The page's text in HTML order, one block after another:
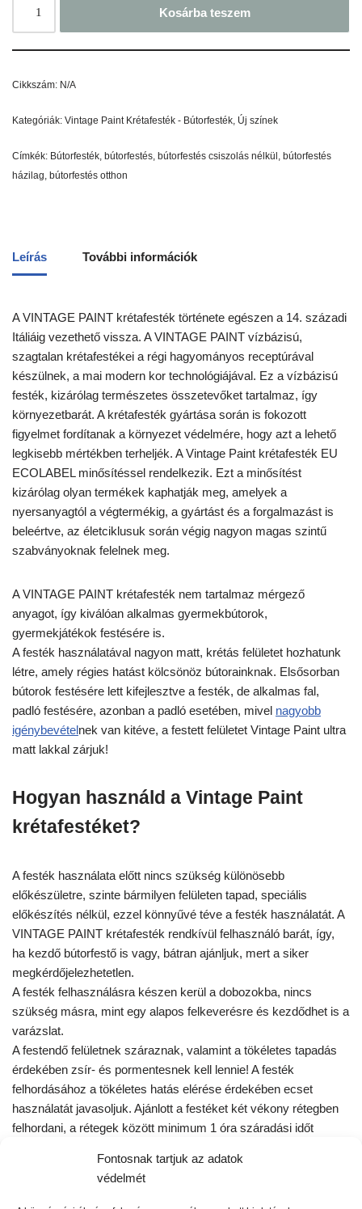
Fontosnak tartjuk az adatok
védelmét
Kosárba teszem
Cikkszám: N/A
Kategóriák: Vintage Paint Krétafesték - Bútorfesték, Új színek
Címkék: Bútorfesték, bútorfestés, bútorfestés csiszolás nélkül, bútorfestés
házilag, bútorfestés otthon
Leírás További információk
A VINTAGE PAINT krétafesték története egészen a 14. századi
Itáliáig vezethető vissza. A VINTAGE PAINT vízbázisú,
szagtalan krétafestékei a régi hagyományos receptúrával
készülnek, a mai modern kor technológiájával. Ez a vízbázisú
festék, kizárólag természetes összetevőket tartalmaz, így
környezetbarát. A krétafesték gyártása során is fokozott
figyelmet fordítanak a környezet védelmére, hogy azt a lehető
legkisebb mértékben terheljék. A Vintage Paint krétafesték EU
ECOLABEL minősítéssel rendelkezik. Ezt a minősítést
kizárólag olyan termékek kaphatják meg, amelyek a
nyersanyagtól a végtermékig, a gyártást és a forgalmazást is
beleértve, az életciklusuk során végig nagyon magas szintű
szabványoknak felelnek meg.
A VINTAGE PAINT krétafesték nem tartalmaz mérgező
anyagot, így kiválóan alkalmas gyermekbútorok,
gyermekjátékok festésére is.
A festék használatával nagyon matt, krétás felületet hozhatunk
létre, amely régies hatást kölcsönöz bútorainknak. Elsősorban
bútorok festésére lett kifejlesztve a festék, de alkalmas fal,
padló festésére, azonban a padló esetében, mivel nagyobb
igénybevételnek van kitéve, a festett felületet Vintage Paint ultra
matt lakkal zárjuk!
Hogyan használd a Vintage Paint
krétafestéket?
A festék használata előtt nincs szükség különösebb
előkészületre, szinte bármilyen felületen tapad, speciális
előkészítés nélkül, ezzel könnyűvé téve a festék használatát. A
VINTAGE PAINT krétafesték rendkívül felhasználó barát, így,
ha kezdő bútorfestő is vagy, bátran ajánljuk, mert a siker
megkérdőjelezhetetlen.
A festék felhasználásra készen kerül a dobozokba, nincs
szükség másra, mint egy alapos felkeverésre és kezdődhet is a
varázslat.
A festendő felületnek száraznak, valamint a tökéletes tapadás
érdekében zsír- és pormentesnek kell lennie! A festék
felhordásához a tökéletes hatás elérése érdekében ecset
használatát javasoljuk. Ajánlott a festéket két vékony rétegben
felhordani, a rétegek között minimum 1 óra száradási időt
ANTIQUE WAXbútorviasz használatát ajánljuk. A
bútorviaszos kezeléssel bútorainkat tartósabbá, könnyen
tisztíthatóbbá tehetjük. A nagyobb igénybevételnek kitett